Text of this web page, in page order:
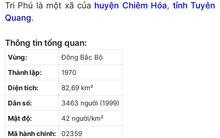
Tri Phú là một xã của huyện Chiêm Hóa, tỉnh Tuyên
Quang.
Thông tin tổng quan:
Vùng:
Đông Bắc Bộ
Thành lập:
1970
Diện tích:
82,69 km²
Dân số:
3463 người (1999)
Mật độ:
42 người/km²
Mã hành chính:
02359